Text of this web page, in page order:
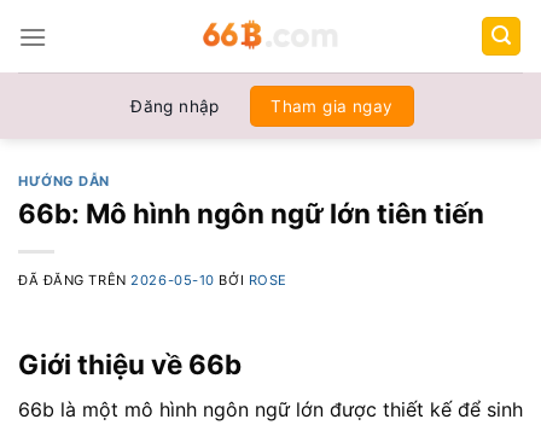
đến
nội
Đăng nhập Tham gia ngay
HƯỚNG DẪN
66b: Mô hình ngôn ngữ lớn tiên tiến
ĐÃ ĐĂNG TRÊN 2026-05-10 BỞI ROSE
Giới thiệu về 66b
66b là một mô hình ngôn ngữ lớn được thiết kế để sinh